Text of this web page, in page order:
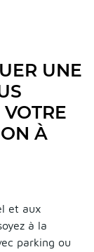
UNE
À
et aux
à la
parking ou